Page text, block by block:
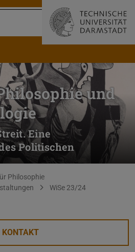
und
Eine
Politischen
Philosophie
WiSe 23/24
KONTAKT